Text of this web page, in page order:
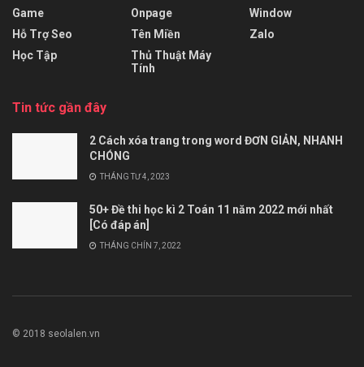
Game
Hỗ Trợ Seo
Học Tập
Onpage
Tên Miền
Thủ Thuật Máy
Tính
Window
Zalo
Tin tức gần đây
2 Cách xóa trang trong word ĐƠN GIẢN, NHANH
CHÓNG
THÁNG TƯ 4, 2023
50+ Đề thi học kì 2 Toán 11 năm 2022 mới nhất
[Có đáp án]
THÁNG CHÍN 7, 2022
© 2018 seolalen.vn